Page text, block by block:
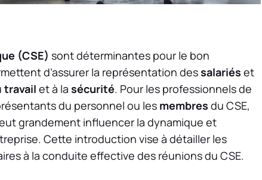
(CSE) sont déterminantes pour le bon
d’assurer la représentation dessalariés et
travail et à la sécurité. Pour les professionnels de
du personnel ou les membres du CSE,
grandement influencer la dynamique et
Cette introduction vise à détailler les
à la conduite effective des réunions du CSE.